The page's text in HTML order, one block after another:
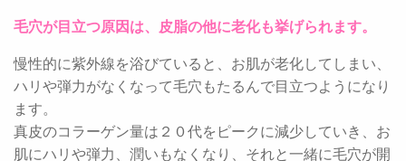
毛穴が目立つ原因は、皮脂の他に老化も挙げられます。
慢性的に紫外線を浴びていると、お肌が老化してしまい、
ハリや弾力がなくなって毛穴もたるんで目立つようになり
ます。
真皮のコラーゲン量は２０代をピークに減少していき、お
肌にハリや弾力、潤いもなくなり、それと一緒に毛穴が開